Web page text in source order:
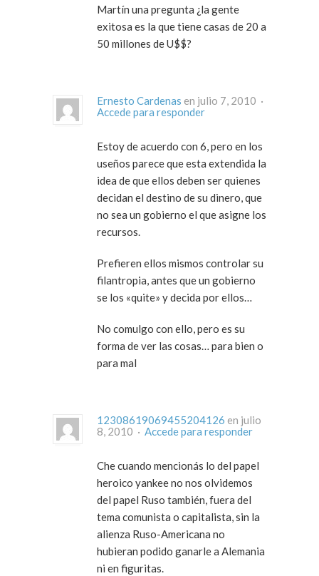
Martín una pregunta ¿la gente
exitosa es la que tiene casas de 20 a
50 millones de U$$?
Ernesto Cardenas
en julio 7, 2010 ·
Accede para responder
Estoy de acuerdo con 6, pero en los
useños parece que esta extendida la
idea de que ellos deben ser quienes
decidan el destino de su dinero, que
no sea un gobierno el que asigne los
recursos.
Prefieren ellos mismos controlar su
filantropia, antes que un gobierno
se los «quite» y decida por ellos…
No comulgo con ello, pero es su
forma de ver las cosas… para bien o
para mal
12308619069455204126 en julio
8, 2010 · Accede para responder
Che cuando mencionás lo del papel
heroico yankee no nos olvidemos
del papel Ruso también, fuera del
tema comunista o capitalista, sin la
alienza Ruso-Americana no
hubieran podido ganarle a Alemania
ni en figuritas.